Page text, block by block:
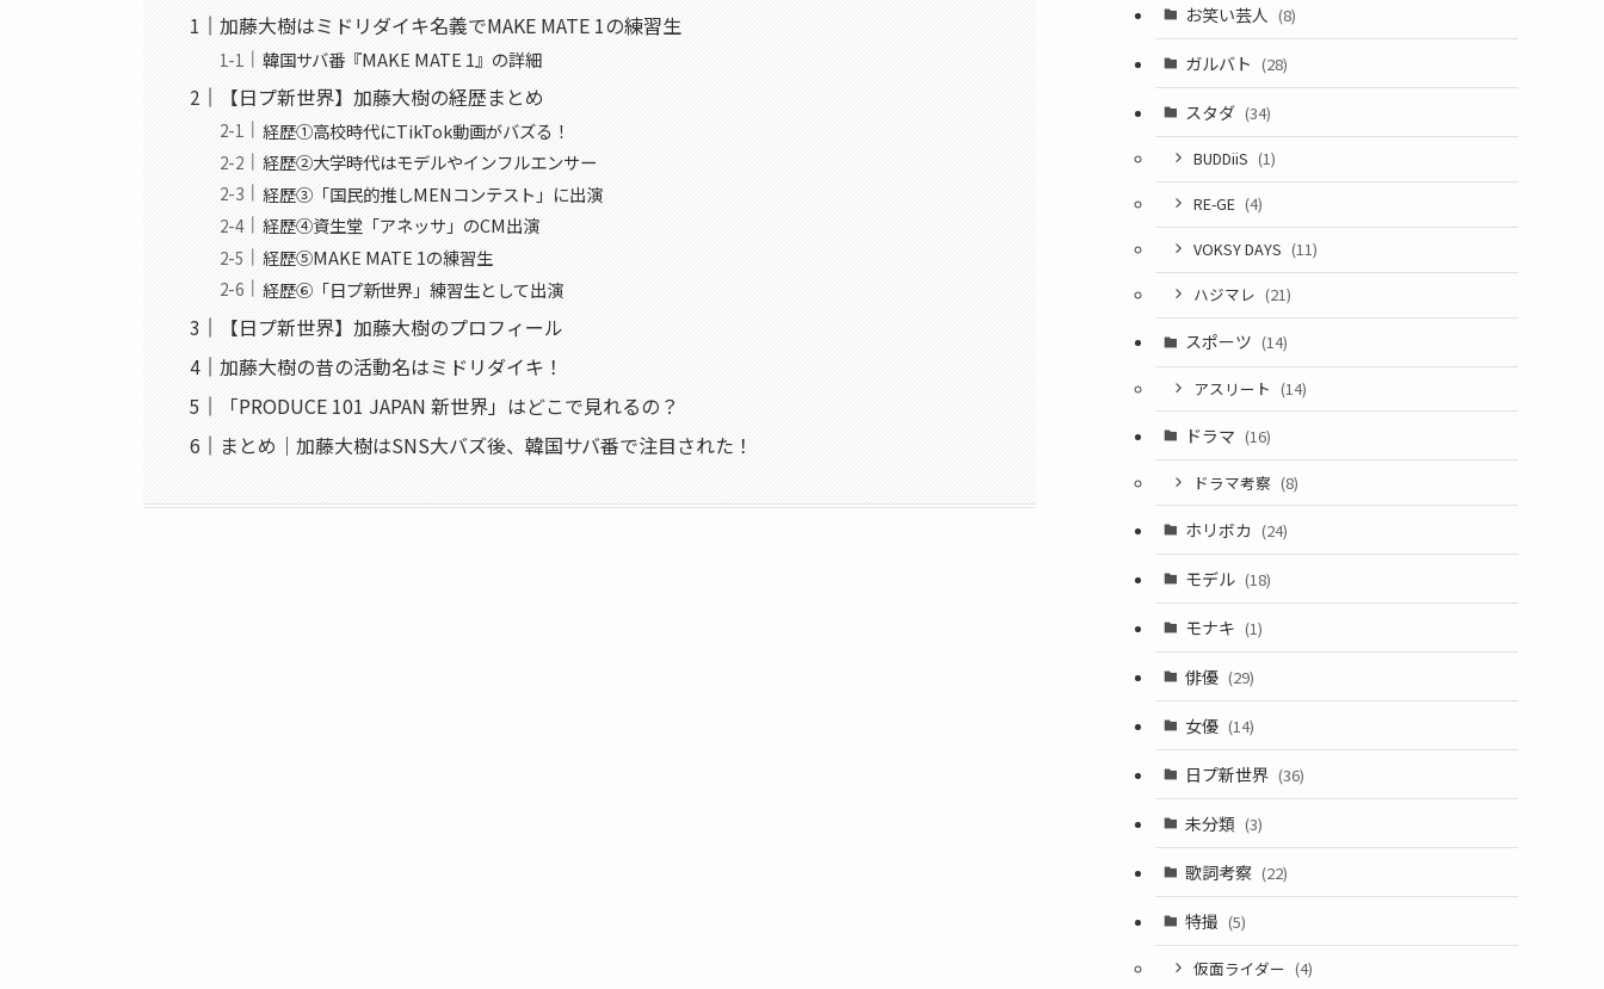
加藤大樹はミドリダイキ名義でMAKE MATE 1の練習生
韓国サバ番『MAKE MATE 1』の詳細
【日プ新世界】加藤大樹の経歴まとめ
経歴①高校時代にTikTok動画がバズる！
経歴②大学時代はモデルやインフルエンサー
経歴③「国民的推しMENコンテスト」に出演
経歴④資生堂「アネッサ」のCM出演
経歴⑤MAKE MATE 1の練習生
経歴⑥「日プ新世界」練習生として出演
【日プ新世界】加藤大樹のプロフィール
加藤大樹の昔の活動名はミドリダイキ！
「PRODUCE 101 JAPAN 新世界」はどこで見れるの？
まとめ｜加藤大樹はSNS大バズ後、韓国サバ番で注目された！
お笑い芸人 (8)
ガルバト (28)
スタダ (34)
BUDDiiS (1)
RE-GE (4)
VOKSY DAYS (11)
ハジマレ (21)
スポーツ (14)
アスリート (14)
ドラマ (16)
ドラマ考察 (8)
ホリボカ (24)
モデル (18)
モナキ (1)
俳優 (29)
女優 (14)
日プ新世界 (36)
未分類 (3)
歌詞考察 (22)
特撮 (5)
仮面ライダー (4)